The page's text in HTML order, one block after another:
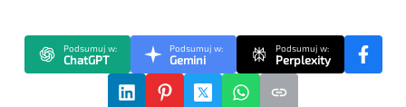
Podsumuj w:
ChatGPT
Podsumuj w:
Gemini
Podsumuj w:
Perplexity